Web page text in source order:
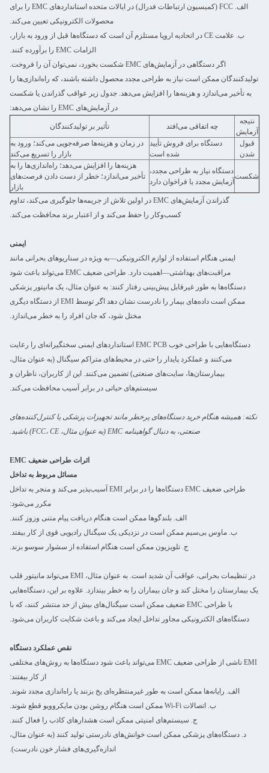
الف. FCC (کمیسیون ارتباطات فدرال) در ایالات متحده استانداردهای EMC را برای
محصولات الکترونیکی تعیین می‌کند.
ب. علامت CE در اتحادیه اروپا مستلزم آن است که دستگاه‌ها قبل از ورود به بازار،
الزامات EMC را برآورده کنند.
اگر دستگاهی در آزمایش‌های EMC شکست بخورد، نمی‌توان آن را فروخت.
تولیدکنندگان ممکن است نیاز به طراحی مجدد محصول داشته باشند، که راه‌اندازی‌ها را
به تأخیر می‌اندازد و هزینه‌ها را افزایش می‌دهد. جدول زیر عواقب گذراندن یا شکست
در آزمایش‌های EMC را نشان می‌دهد:
نتیجه
آزمایش
چه اتفاقی می‌افتد
تأثیر بر تولیدکنندگان
قبول
شدن
دستگاه برای فروش تأیید
شده است
در زمان و هزینه‌ها صرفه‌جویی می‌کند؛ ورود به
بازار را تسریع می‌کند
شکست
دستگاه نیاز به طراحی مجدد،
آزمایش مجدد یا فراخوان دارد
هزینه‌ها را افزایش می‌دهد؛ راه‌اندازی‌ها را به
تأخیر می‌اندازد؛ خطر از دست دادن فرصت‌های
بازار
گذراندن آزمایش‌های EMC در اولین تلاش از جریمه‌ها جلوگیری می‌کند، تداوم
کسب‌وکار را حفظ می‌کند و از اعتبار برند محافظت می‌کند.
ایمنی
ایمنی هنگام استفاده از لوازم الکترونیکی—به ویژه در سناریوهای بحرانی مانند
مراقبت‌های بهداشتی—اهمیت دارد. طراحی ضعیف EMC می‌تواند باعث شود
دستگاه‌ها به طور غیرقابل پیش‌بینی رفتار کنند: به عنوان مثال، یک مانیتور پزشکی
ممکن است داده‌های بیمار را نادرست نشان دهد اگر توسط EMI از دستگاه دیگری
مختل شود، که جان افراد را به خطر می‌اندازد.
دستگاه‌هایی با طراحی خوب EMC PCB استانداردهای ایمنی سختگیرانه‌ای را رعایت
می‌کنند و عملکرد پایدار را حتی در محیط‌های متراکم سیگنال (به عنوان مثال،
بیمارستان‌ها، سایت‌های صنعتی) تضمین می‌کنند. این از کاربران، ناظران و
سیستم‌های حیاتی در برابر آسیب محافظت می‌کند.
نکته: همیشه هنگام خرید دستگاه‌های پرخطر مانند تجهیزات پزشکی یا کنترل‌کننده‌های
صنعتی، به دنبال گواهینامه EMC (به عنوان مثال، FCC، CE) باشید.
اثرات طراحی ضعیف EMC
مسائل مربوط به تداخل
طراحی ضعیف EMC دستگاه‌ها را در برابر EMI آسیب‌پذیر می‌کند و منجر به تداخل
مکرر می‌شود:
الف. بلندگوها ممکن است هنگام دریافت پیام متنی وزوز کنند.
ب. ماوس بی‌سیم ممکن است در نزدیکی یک سیگنال رادیویی قوی از کار بیفتد.
ج. تلویزیون ممکن است هنگام استفاده از سشوار سوسو بزند.
در تنظیمات بحرانی، عواقب آن شدید است. به عنوان مثال، EMI می‌تواند مانیتور قلب
یک بیمارستان را مختل کند و جان بیماران را به خطر بیندازد. علاوه بر این، دستگاه‌هایی
با طراحی EMC ضعیف ممکن است سیگنال‌های بیش از حد منتشر کنند، که با
دستگاه‌های الکترونیکی مجاور تداخل ایجاد می‌کند و باعث شکایت کاربران می‌شود.
نقص عملکرد دستگاه
EMI ناشی از طراحی ضعیف EMC می‌تواند باعث شود دستگاه‌ها به روش‌های مختلفی
از کار بیفتند:
الف. رایانه‌ها ممکن است به طور غیرمنتظره‌ای یخ بزنند یا راه‌اندازی مجدد شوند.
ب. اتصالات Wi-Fi ممکن است هنگام روشن بودن مایکروویو قطع شوند.
ج. سیستم‌های امنیتی ممکن است هشدارهای کاذب را فعال کنند.
د. دستگاه‌های پزشکی ممکن است خوانش‌های نادرستی تولید کنند (به عنوان مثال،
اندازه‌گیری‌های فشار خون نادرست).